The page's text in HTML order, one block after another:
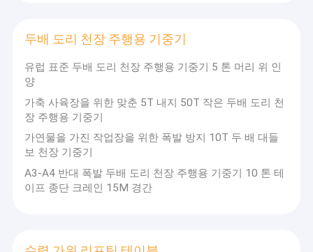
두배 도리 천장 주행용 기중기
유럽 표준 두배 도리 천장 주행용 기중기 5 톤 머리 위 인
양
가축 사육장을 위한 맞춘 5T 내지 50T 작은 두배 도리 천
장 주행용 기중기
가연물을 가진 작업장을 위한 폭발 방지 10T 두 배 대들
보 천장 기중기
A3-A4 반대 폭발 두배 도리 천장 주행용 기중기 10 톤 테
이프 종단 크레인 15M 경간